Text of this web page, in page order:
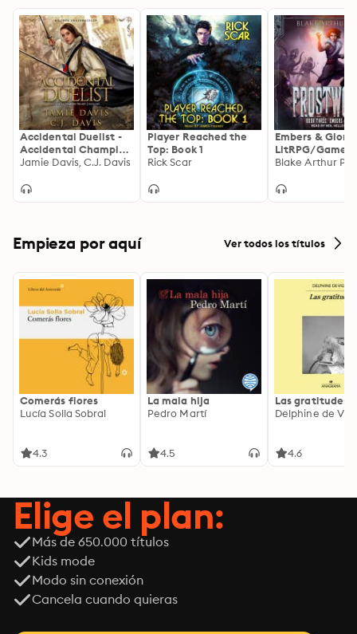
Accidental Duelist -
Accidental Champion
Book 1: A LitRPG
Jamie Davis, C.J. Davis
Player Reached the
Top: Book 1
Rick Scar
Embers &
LitRPG/
Viking
Blake Arthur
Empieza por aquí Ver todos los títulos
Comerás flores
Lucía Solla Sobral
4.3
La mala hija
Pedro Martí
4.5
Las gratitudes
Delphine de
4.6
Elige el plan:
Más de 650.000 títulos
Kids mode
Modo sin conexión
Cancela cuando quieras